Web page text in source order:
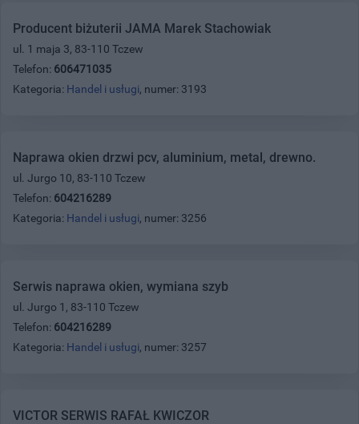
Producent biżuterii JAMA Marek Stachowiak
ul. 1 maja 3, 83-110 Tczew
Telefon: 606471035
Kategoria: Handel i usługi, numer: 3193
Naprawa okien drzwi pcv, aluminium, metal, drewno.
ul. Jurgo 10, 83-110 Tczew
Telefon: 604216289
Kategoria: Handel i usługi, numer: 3256
Serwis naprawa okien, wymiana szyb
ul. Jurgo 1, 83-110 Tczew
Telefon: 604216289
Kategoria: Handel i usługi, numer: 3257
VICTOR SERWIS RAFAŁ KWICZOR